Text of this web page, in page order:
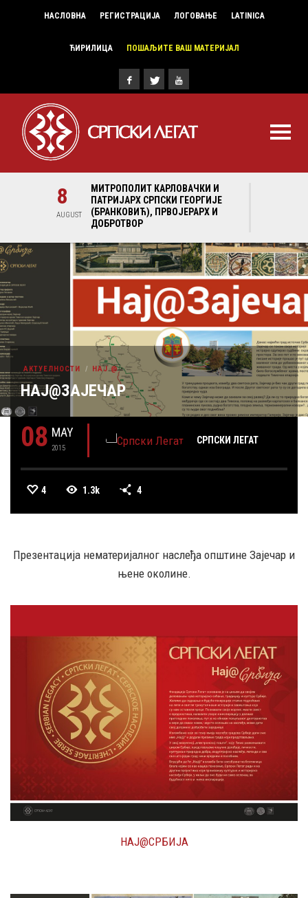
НАСЛОВНА РЕГИСТРАЦИЈА ЛОГОВАЊЕ LATINICA
ЋИРИЛИЦА ПОШАЉИТЕ ВАШ МАТЕРИЈАЛ
8
AUGUST
МИТРОПОЛИТ КАРЛОВАЧКИ И
ПАТРИЈАРХ СРПСКИ ГЕОРГИЈЕ
(БРАНКОВИЋ), ПРВОЈЕРАРХ И
ДОБРОТВОР
АКТУЕЛНОСТИ НАЈ @
НАЈ@ЗАЈЕЧАР
08 MAY
2015
СРПСКИ ЛЕГАТ
4 1.3k 4
Презентација нематеријалног наслеђа општине Зајечар и
њене околине.
НАЈ@СРБИЈА